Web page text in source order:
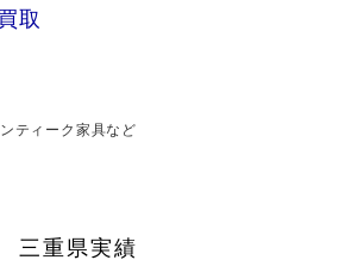
取
ティーク家具など
三重県実績